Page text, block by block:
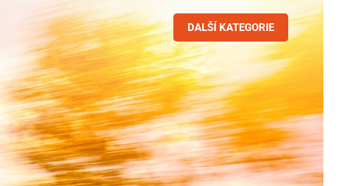
DALŠÍ KATEGORIE